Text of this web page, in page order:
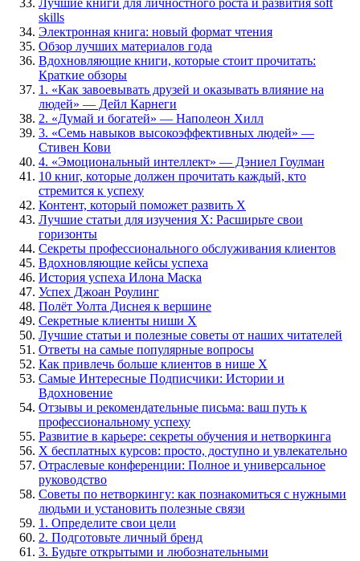
skills
Электронная книга: новый формат чтения
Обзор лучших материалов года
Вдохновляющие книги, которые стоит прочитать:
Краткие обзоры
1. «Как завоевывать друзей и оказывать влияние на
людей» — Дейл Карнеги
2. «Думай и богатей» — Наполеон Хилл
3. «Семь навыков высокоэффективных людей» —
Стивен Кови
4. «Эмоциональный интеллект» — Дэниел Гоулман
10 книг, которые должен прочитать каждый, кто
стремится к успеху
Контент, который поможет развить Х
Лучшие статьи для изучения X: Расширьте свои
горизонты
Секреты профессионального обслуживания клиентов
Вдохновляющие кейсы успеха
История успеха Илона Маска
Успех Джоан Роулинг
Полёт Уолта Диснея к вершине
Секретные клиенты ниши Х
Лучшие статьи и полезные советы от наших читателей
Ответы на самые популярные вопросы
Как привлечь больше клиентов в нише Х
Самые Интересные Подписчики: Истории и
Вдохновение
Отзывы и рекомендательные письма: ваш путь к
профессиональному успеху
Развитие в карьере: секреты обучения и нетворкинга
Х бесплатных курсов: просто, доступно и увлекательно
Отраслевые конференции: Полное и универсальное
руководство
Советы по нетворкингу: как познакомиться с нужными
людьми и установить полезные связи
1. Определите свои цели
2. Подготовьте личный бренд
3. Будьте открытыми и любознательными